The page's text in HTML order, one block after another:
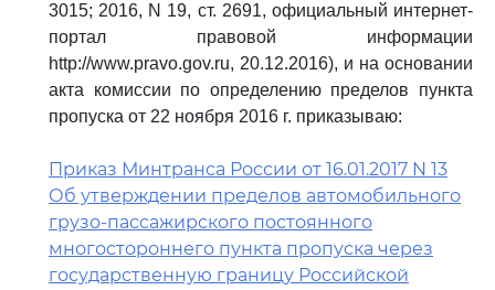
3015; 2016, N 19, ст. 2691, официальный интернет-
портал правовой информации
http://www.pravo.gov.ru, 20.12.2016), и на основании
акта комиссии по определению пределов пункта
пропуска от 22 ноября 2016 г. приказываю:
Приказ Минтранса России от 16.01.2017 N 13
Об утверждении пределов автомобильного
грузо-пассажирского постоянного
многостороннего пункта пропуска через
государственную границу Российской